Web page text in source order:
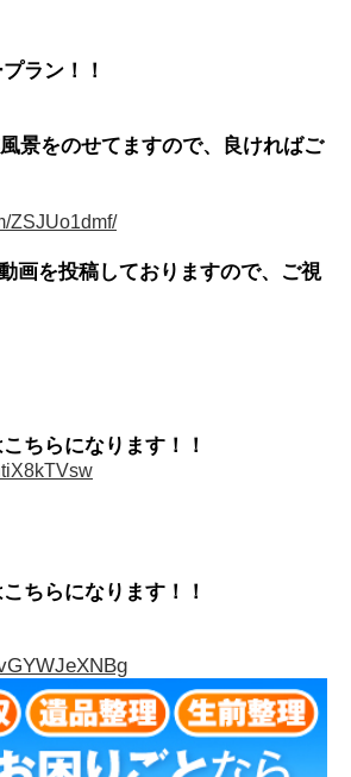
ラン！！
景をのせてますので、良ければご
ZSJUo1dmf/
画を投稿しておりますので、ご視
ちらになります！！
ちらになります！！